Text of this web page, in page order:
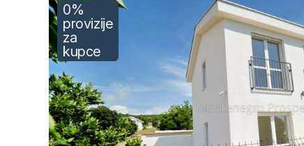
0%
provizije
za
kupce